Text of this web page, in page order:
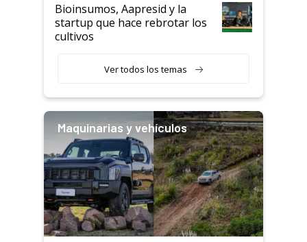
Bioinsumos, Aapresid y la
startup que hace rebrotar los
cultivos
Ver todos los temas
Maquinarias y vehículos